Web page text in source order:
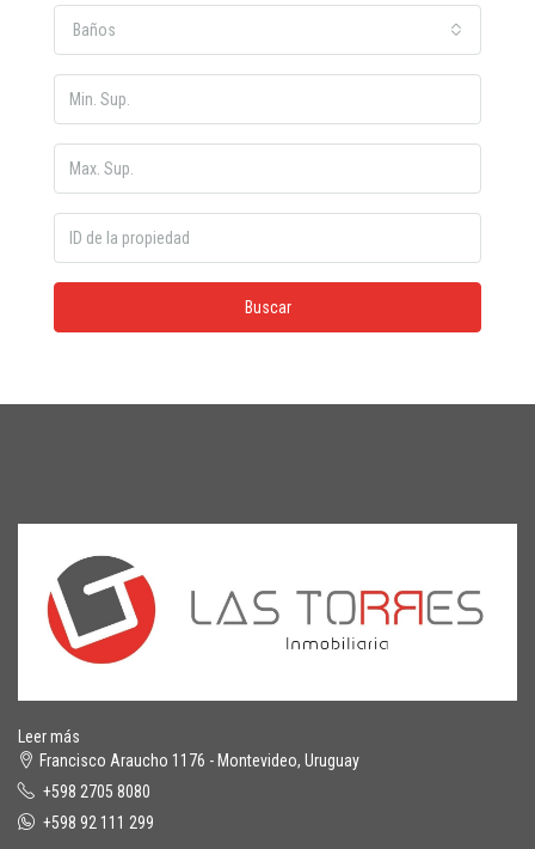
Baños
Buscar
Leer más
Francisco Araucho 1176 - Montevideo, Uruguay
+598 2705 8080
+598 92 111 299